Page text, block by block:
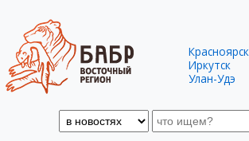
Красноярск
Иркутск
Улан-Удэ